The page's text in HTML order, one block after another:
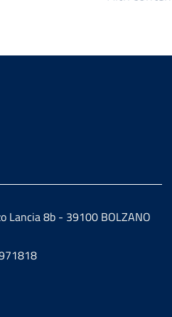
Lancia 8b - 39100 BOLZANO